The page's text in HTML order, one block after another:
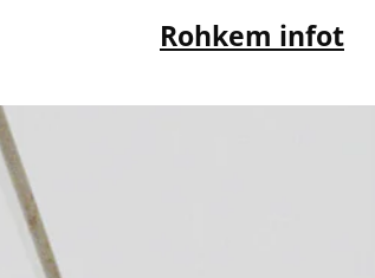
Rohkem infot